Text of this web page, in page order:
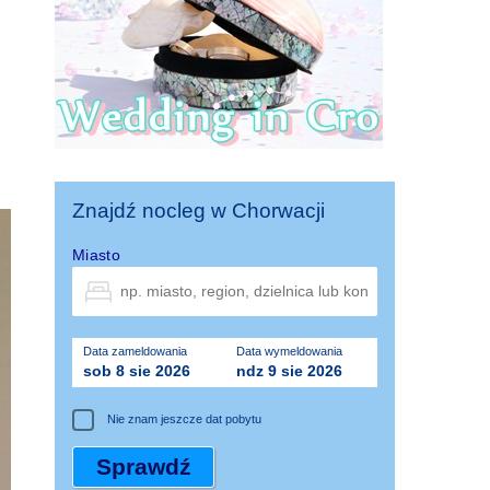
Znajdź nocleg w Chorwacji
Miasto
Data zameldowania
sob 8 sie 2026
Data wymeldowania
ndz 9 sie 2026
Nie znam jeszcze dat pobytu